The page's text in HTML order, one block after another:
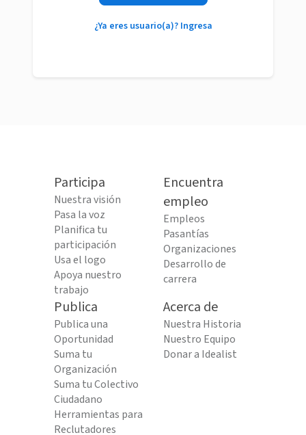
¿Ya eres usuario(a)? Ingresa
Participa
Nuestra visión
Pasa la voz
Planifica tu
participación
Usa el logo
Apoya nuestro
trabajo
Encuentra
empleo
Empleos
Pasantías
Organizaciones
Desarrollo de
carrera
Publica
Publica una
Oportunidad
Suma tu
Organización
Suma tu Colectivo
Ciudadano
Herramientas para
Reclutadores
Acerca de
Nuestra Historia
Nuestro Equipo
Donar a Idealist